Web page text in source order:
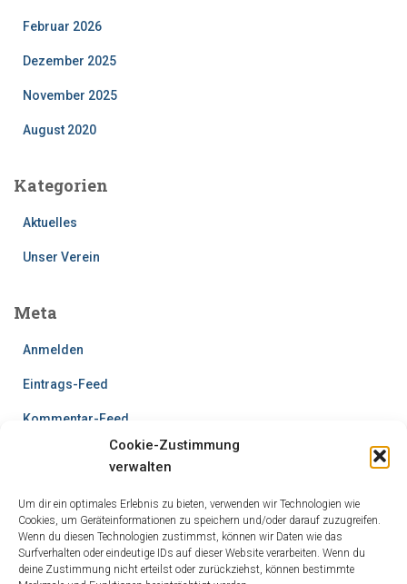
Cookie-Zustimmung
verwalten
Um dir ein optimales Erlebnis zu bieten, verwenden wir Technologien wie
Cookies, um Geräteinformationen zu speichern und/oder darauf zuzugreifen.
Wenn du diesen Technologien zustimmst, können wir Daten wie das
Surfverhalten oder eindeutige IDs auf dieser Website verarbeiten. Wenn du
deine Zustimmung nicht erteilst oder zurückziehst, können bestimmte
Februar 2026
Dezember 2025
November 2025
August 2020
Kategorien
Aktuelles
Unser Verein
Meta
Anmelden
Eintrags-Feed
Kommentar-Feed
WordPress.org